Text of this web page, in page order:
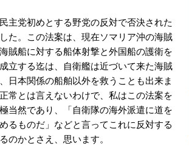
主党初めとする野党の反対で否決された
た。この法案は、現在ソマリア沖の海賊
賊船に対する船体射撃と外国船の護衛を
立する迄は、自衛艦は近づいて来た海賊
日本関係の船舶以外を救うことも出来ま
常とは言えないわけで、私はこの法案を
当然であり、「自衛隊の海外派遣に道を
るものだ」などと言ってこれに反対する
のかとさえ、思います。